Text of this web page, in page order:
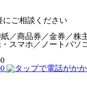
商品券／金券／
マホ／ノートパ